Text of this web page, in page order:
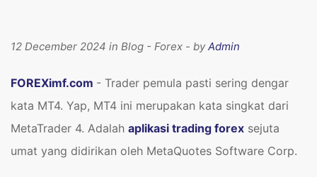
12 December 2024 in Blog - Forex - byAdmin
FOREXimf.com - Trader pemula pasti sering dengar
kata MT4. Yap, MT4 ini merupakan kata singkat dari
MetaTrader 4. Adalah aplikasi trading forex sejuta
umat yang didirikan oleh MetaQuotes Software Corp.